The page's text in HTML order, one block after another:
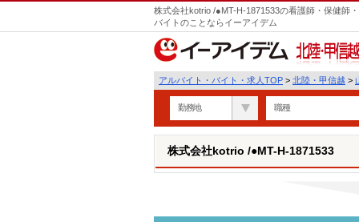
株式会社kotrio /●MT-H-1871533の看護師・保健師
バイトのことならイーアイデム
北陸・甲信越
アルバイト・バイト・求人TOP > 北陸・甲信越 >
勤務地 職種
株式会社kotrio /●MT-H-1871533